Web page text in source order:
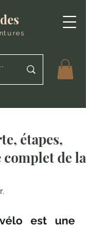
étapes,
complet de la
est une